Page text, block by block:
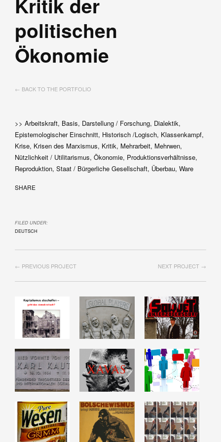
politischen
Ökonomie
← BACK TO THE PORTFOLIO
>> Arbeitskraft, Basis, Darstellung / Forschung, Dialektik,
Epistemologischer Einschnitt, Historisch /Logisch, Klassenkampf,
Krise, Krisen des Marxismus, Kritik, Mehrarbeit, Mehrwen,
Nützlichkeit / Utilitarismus, Ökonomie, Produktionsverhältnisse,
Reproduktion, Staat / Bürgerliche Gesellschaft, Überbau, Ware
SHARE
FILED UNDER:
DEUTSCH
NEXT PROJECT →
← PREVIOUS PROJECT